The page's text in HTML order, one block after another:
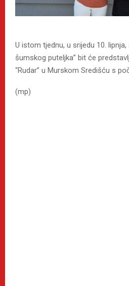
U istom tjednu, u srijedu 10. lipnja,
šumskog puteljka” bit će
“Rudar” u Murskom Središću s
(mp)